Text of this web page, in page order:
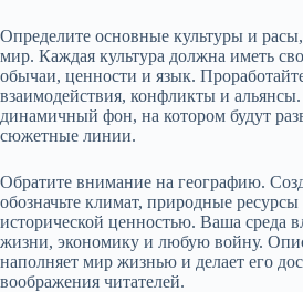
Определите основные культуры и
мир. Каждая культура должна иметь
обычаи, ценности и язык.
взаимодействия, конфликты и альянсы.
динамичный фон, на котором будут
сюжетные линии.
Обратите внимание на географию.
обозначьте климат, природные ресурсы
исторической ценностью. Ваша среда
жизни, экономику и любую войну.
наполняет мир жизнью и делает его
воображения читателей.